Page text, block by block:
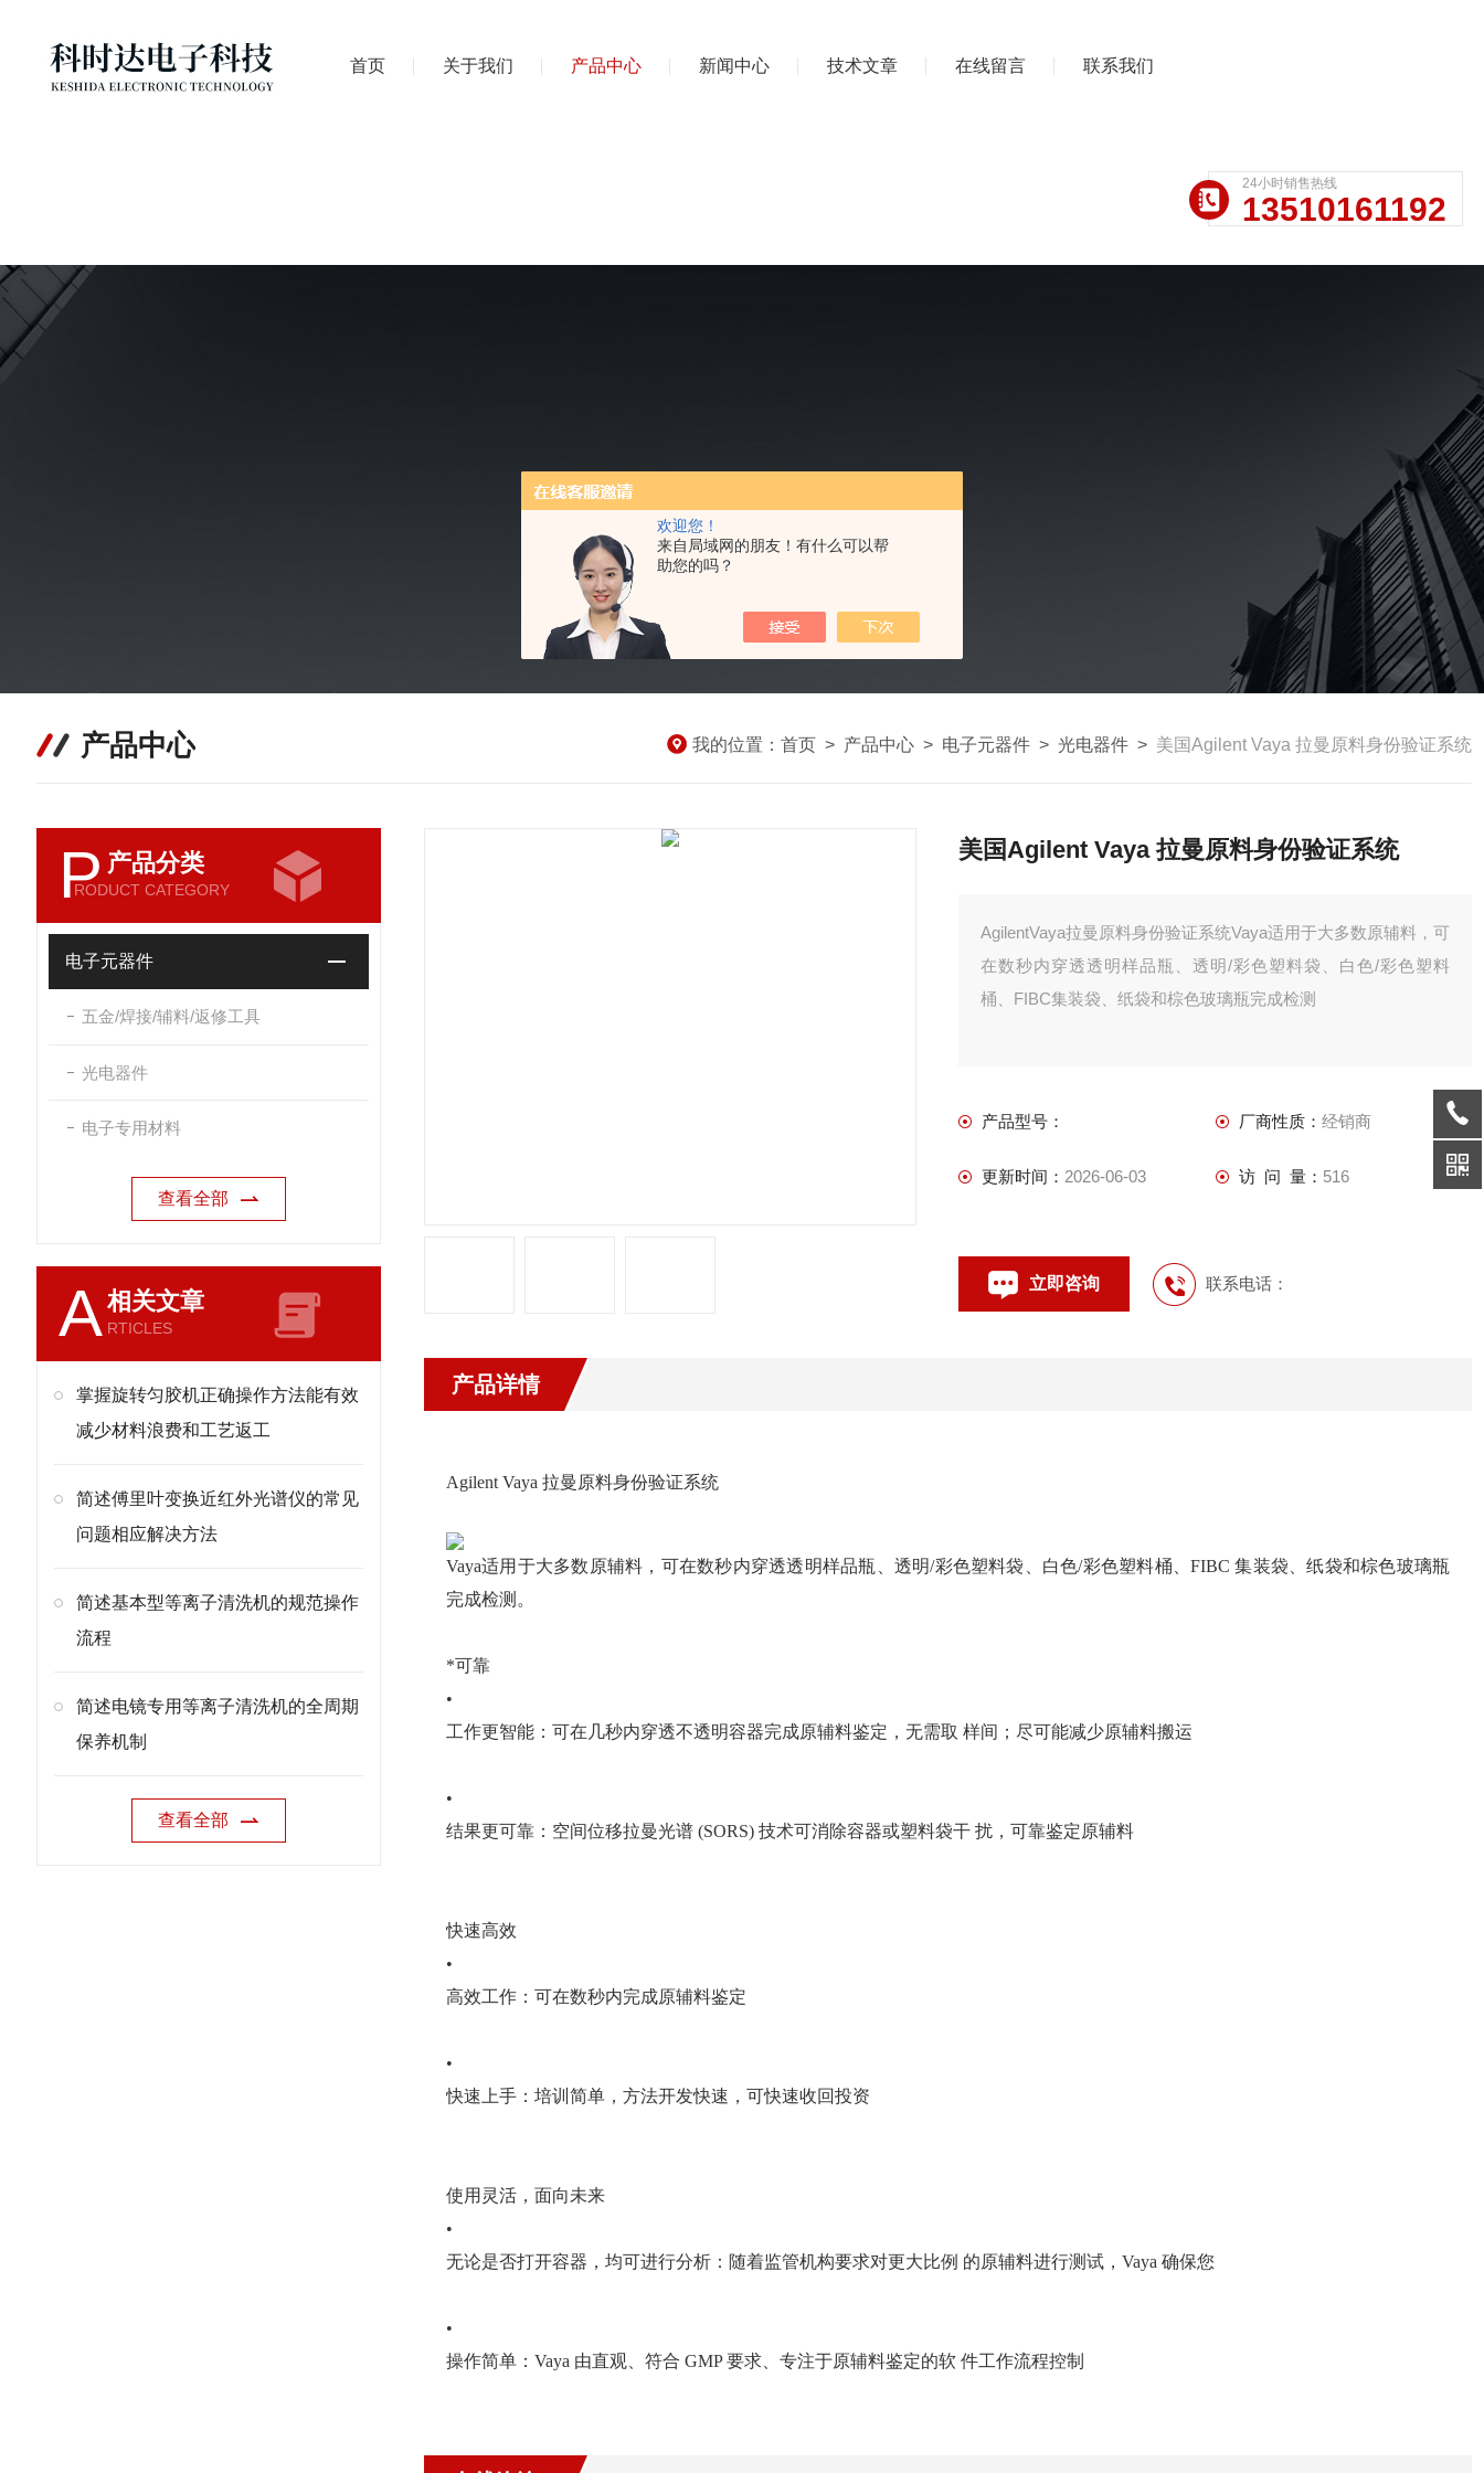
欢迎您！
来自局域网的朋友！有什么可以帮
助您的吗？
首页 关于我们 产品中心 新闻中心 技术文章 在线留言 联系我们
24小时销售热线
13510161192
产品中心 我的位置： 首页 > 产品中心 > 电子元器件 > 光电器件 > 美国Agilent Vaya 拉曼原料身份验证系统
P 产品分类
RODUCT CATEGORY
电子元器件
五金/焊接/辅料/返修工具
光电器件
电子专用材料
查看全部
A相关文章
RTICLES
掌握旋转匀胶机正确操作方法能有效
减少材料浪费和工艺返工
简述傅里叶变换近红外光谱仪的常见
问题相应解决方法
简述基本型等离子清洗机的规范操作
流程
简述电镜专用等离子清洗机的全周期
保养机制
查看全部
美国Agilent Vaya 拉曼原料身份验证系统
AgilentVaya拉曼原料身份验证系统Vaya适用于大多数原辅料，可
在数秒内穿透透明样品瓶、透明/彩色塑料袋、白色/彩色塑料
桶、FIBC集装袋、纸袋和棕色玻璃瓶完成检测
产品型号： 厂商性质： 经销商
更新时间： 2026-06-03 访 问 量： 516
立即咨询 联系电话：
产品详情
Agilent Vaya 拉曼原料身份验证系统
Vaya适用于大多数原辅料，可在数秒内穿透透明样品瓶、透明/彩色塑料袋、白色/彩色塑料桶、FIBC 集装袋、纸袋和棕色玻璃瓶
完成检测。
*可靠
•
工作更智能：可在几秒内穿透不透明容器完成原辅料鉴定，无需取 样间；尽可能减少原辅料搬运
•
结果更可靠：空间位移拉曼光谱 (SORS) 技术可消除容器或塑料袋干 扰，可靠鉴定原辅料
快速高效
•
高效工作：可在数秒内完成原辅料鉴定
•
快速上手：培训简单，方法开发快速，可快速收回投资
使用灵活，面向未来
•
无论是否打开容器，均可进行分析：随着监管机构要求对更大比例 的原辅料进行测试，Vaya 确保您
•
操作简单：Vaya 由直观、符合 GMP 要求、专注于原辅料鉴定的软 件工作流程控制